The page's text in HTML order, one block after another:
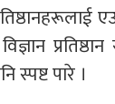
स्पष्ट पारे ।